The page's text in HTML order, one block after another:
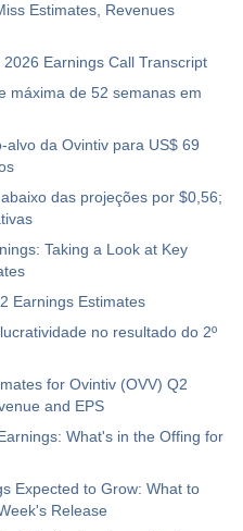
Estimates, Revenues
Earnings Call Transcript
máxima de 52 semanas em
alvo da Ovintiv para US$ 69
das projeções por $0,56;
Taking a Look at Key
Earnings Estimates
no resultado do 2º
for Ovintiv (OVV) Q2
and EPS
What's in the Offing for
Expected to Grow: What to
Release